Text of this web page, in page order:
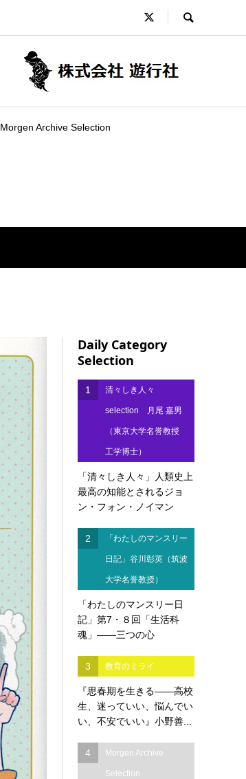
Morgen Archive Selection
Daily Category
Selection
1 清々しき人々
selection 月尾 嘉男
（東京大学名誉教授
工学博士）
「清々しき人々」人類史上
最高の知能とされるジョ
ン・フォン・ノイマン
2 「わたしのマンスリー
日記」谷川彰英（筑波
大学名誉教授）
「わたしのマンスリー日
記」第7・８回「生活科
魂」――三つの心
3 教育のミライ
『思春期を生きる――高校
生、迷っていい、悩んでい
い、不安でいい』小野善...
4 Morgen Archive
Selection